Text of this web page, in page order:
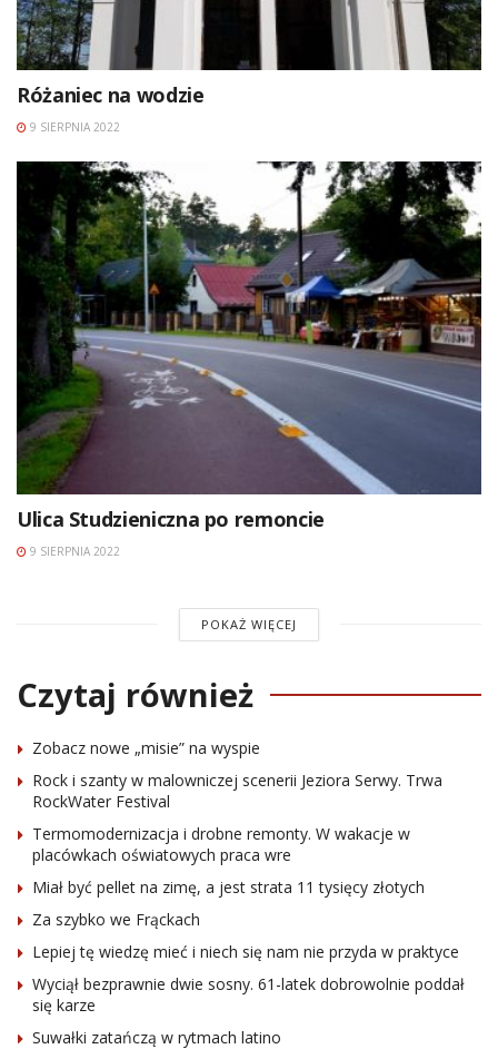
Różaniec na wodzie
9 SIERPNIA 2022
Ulica Studzieniczna po remoncie
9 SIERPNIA 2022
POKAŻ WIĘCEJ
Czytaj również
Zobacz nowe „misie” na wyspie
Rock i szanty w malowniczej scenerii Jeziora Serwy. Trwa
RockWater Festival
Termomodernizacja i drobne remonty. W wakacje w
placówkach oświatowych praca wre
Miał być pellet na zimę, a jest strata 11 tysięcy złotych
Za szybko we Frąckach
Lepiej tę wiedzę mieć i niech się nam nie przyda w praktyce
Wyciął bezprawnie dwie sosny. 61-latek dobrowolnie poddał
się karze
Suwałki zatańczą w rytmach latino